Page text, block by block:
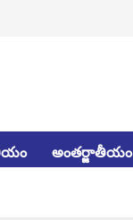
అంతర్జాతీయం